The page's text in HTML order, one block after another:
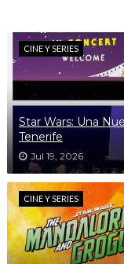
CINE Y SERIES
Star Wars: Una
Tenerife
Jul 19, 2026
CINE Y SERIES